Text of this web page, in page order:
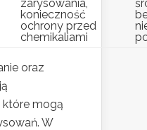
zarysowania,
konieczność
ochrony przed
chemikaliami
oraz
które mogą
W